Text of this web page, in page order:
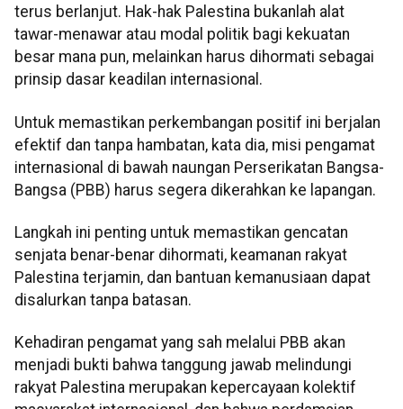
terus berlanjut. Hak-hak Palestina bukanlah alat
tawar-menawar atau modal politik bagi kekuatan
besar mana pun, melainkan harus dihormati sebagai
prinsip dasar keadilan internasional.
Untuk memastikan perkembangan positif ini berjalan
efektif dan tanpa hambatan, kata dia, misi pengamat
internasional di bawah naungan Perserikatan Bangsa-
Bangsa (PBB) harus segera dikerahkan ke lapangan.
Langkah ini penting untuk memastikan gencatan
senjata benar-benar dihormati, keamanan rakyat
Palestina terjamin, dan bantuan kemanusiaan dapat
disalurkan tanpa batasan.
Kehadiran pengamat yang sah melalui PBB akan
menjadi bukti bahwa tanggung jawab melindungi
rakyat Palestina merupakan kepercayaan kolektif